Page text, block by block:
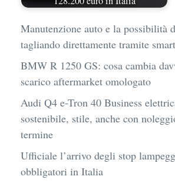
Manutenzione auto e la possibilità
tagliando direttamente tramite
BMW R 1250 GS: cosa cambia
scarico aftermarket omologato
Audi Q4 e-Tron 40 Business
sostenibile, stile, anche con
termine
Ufficiale l’arrivo degli stop
obbligatori in Italia